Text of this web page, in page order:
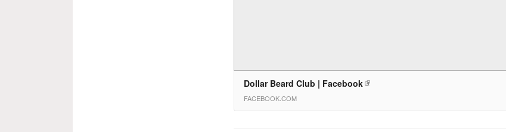
Dollar Beard Club | Facebook
FACEBOOK.COM